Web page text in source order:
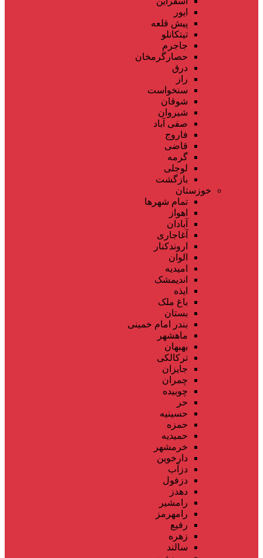
ایور
پیش قلعه
تیتکانلو
جاجرم
حصارگرمخان
درق
راز
سنخواست
شوقان
شیروان
صفی آباد
فاروج
قاضی
گرمه
لوجلی
بازگشت
خوزستان
تمام شهر‌ها
اهواز
آبادان
آغاجاری
اروندکنار
الوان
امیدیه
اندیمشک
ایذه
باغ ملک
بستان
بندر امام خمینی
ماهشهر
بهبهان
ترکالکی
جایزان
چمران
چوبیده
حر
حسینیه
حمزه
حمیدیه
خرمشهر
دارخوین
دزآب
دزفول
دهدز
رامشیر
رامهرمز
رفیع
زهره
سالند